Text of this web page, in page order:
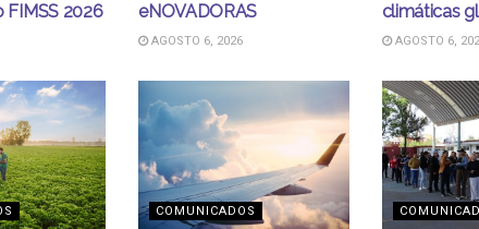
2026
eNOVADORAS
AGOSTO 6, 2026
climáticas
AGOSTO 6,
COMUNICADOS